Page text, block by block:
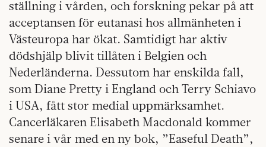
ställning i vården, och forskning pekar på att
acceptansen för eutanasi hos allmänheten i
Västeuropa har ökat. Samtidigt har aktiv
dödshjälp blivit tillåten i Belgien och
Nederländerna. Dessutom har enskilda fall,
som Diane Pretty i England och Terry Schiavo
i USA, fått stor medial uppmärksamhet.
Cancerläkaren Elisabeth Macdonald kommer
senare i vår med en ny bok, ”Easeful Death”,